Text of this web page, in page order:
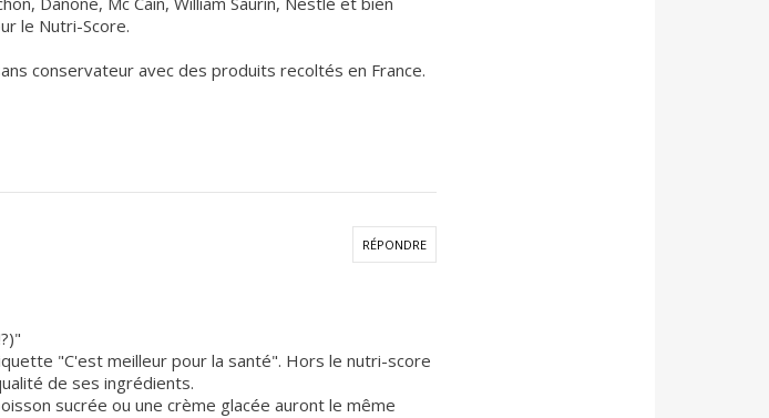
le Nutri-Score.
conservateur avec des produits recoltés en France.
RÉPONDRE
"C'est meilleur pour la santé". Hors le nutri-score
de ses ingrédients.
sucrée ou une crème glacée auront le même